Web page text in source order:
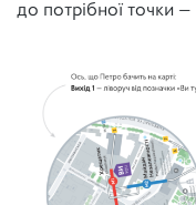
до потрібної точки —